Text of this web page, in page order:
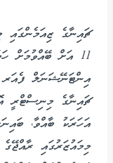
އިންޓަނޭޝަނަލް
ޗައިނާގެ މިނިސްޓްރީ
އަހަރަކު ބާއްވާ،
މިމައުޒަރުގައި